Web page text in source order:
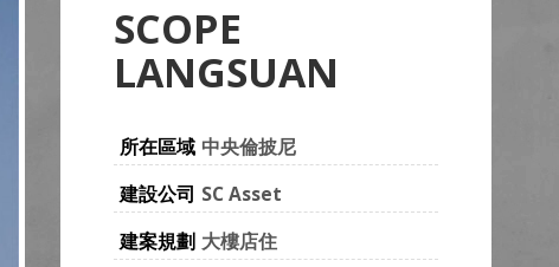
SCOPE
LANGSUAN
所在區域 中央倫披尼
建設公司 SC Asset
建案規劃 大樓店住